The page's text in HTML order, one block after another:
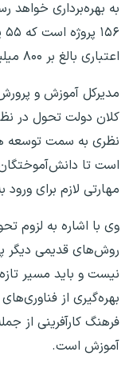
به بهره‌برداری
اعتباری بالغ بر ۸۰۰ میلیارد تومان در مهر امسال افتتاح می‌شود.
مدیرکل آموزش و
کلان دولت تحول در
نظری به سمت توسعه
است تا
مهارتی لازم برای ورود
وی با اشاره به لزوم
روش‌های قدیمی دیگر
نیست و باید مسیر
بهره‌گیری از
فرهنگ کارآفرینی از
آموزش است.